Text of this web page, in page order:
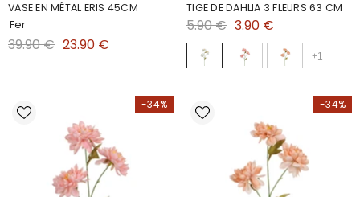
VASE EN MÉTAL ERIS 45CM
Fer
39.90 € 23.90 €
TIGE DE DAHLIA 3 FLEURS 63 CM
5.90 € 3.90 €
+1
-34% -34%